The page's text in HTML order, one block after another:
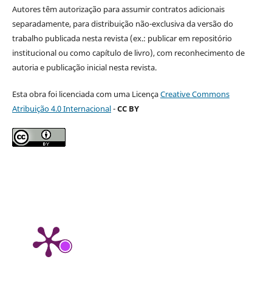
Autores têm autorização para assumir contratos adicionais
separadamente, para distribuição não-exclusiva da versão do
trabalho publicada nesta revista (ex.: publicar em repositório
institucional ou como capítulo de livro), com reconhecimento de
autoria e publicação inicial nesta revista.
Esta obra foi licenciada com uma LicençaCreative Commons
Atribuição 4.0 Internacional-CC BY